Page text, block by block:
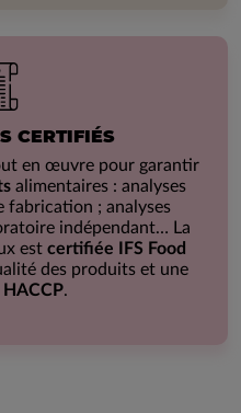
CERTIFIÉS
en œuvre pour garantir
alimentaires : analyses
fabrication ; analyses
indépendant… La
est certifiée IFS Food
des produits et une
HACCP.